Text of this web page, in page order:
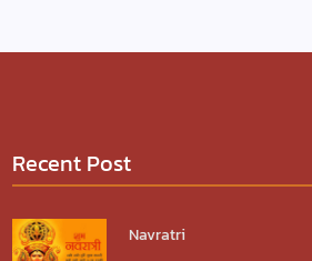
Recent Post
Navratri